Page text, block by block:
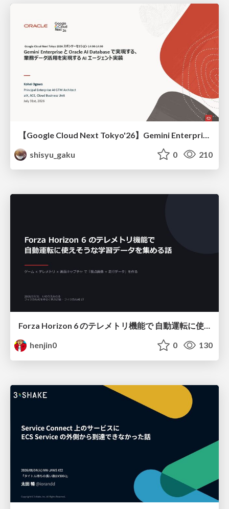
shisyu_gaku
0 210
Forza Horizon 6 のテレメトリ機能で 自動運転に使えそうな学習データを集める話
henjin0
0 130